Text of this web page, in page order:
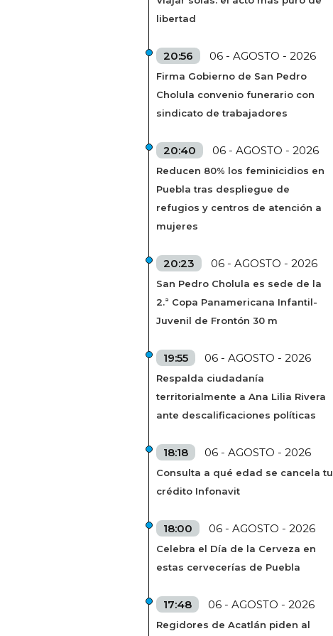
libertad
20:56 06 - AGOSTO - 2026
Firma Gobierno de San Pedro
Cholula convenio funerario con
sindicato de trabajadores
20:40 06 - AGOSTO - 2026
Reducen 80% los feminicidios en
Puebla tras despliegue de
refugios y centros de atención a
mujeres
20:23 06 - AGOSTO - 2026
San Pedro Cholula es sede de la
2.ª Copa Panamericana Infantil-
Juvenil de Frontón 30 m
19:55 06 - AGOSTO - 2026
Respalda ciudadanía
territorialmente a Ana Lilia Rivera
ante descalificaciones políticas
18:18 06 - AGOSTO - 2026
Consulta a qué edad se cancela tu
crédito Infonavit
18:00 06 - AGOSTO - 2026
Celebra el Día de la Cerveza en
estas cervecerías de Puebla
17:48 06 - AGOSTO - 2026
Regidores de Acatlán piden al